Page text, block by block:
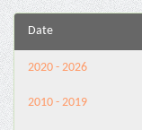
Date
2020 - 2026
2010 - 2019